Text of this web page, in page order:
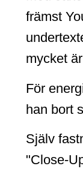
främst
mycket
För
han bort
Själv
"Close-